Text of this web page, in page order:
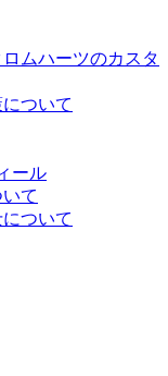
ムハーツのカスタ
ついて
ール
て
ついて